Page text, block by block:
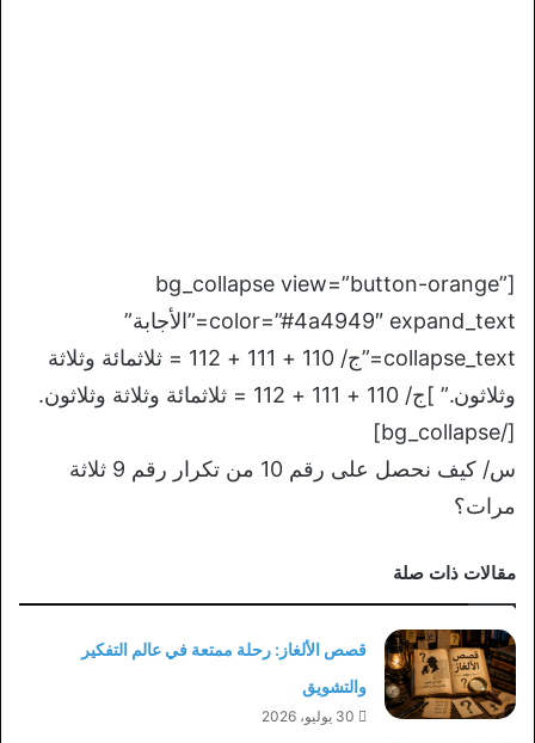
[bg_collapse view=”button-orange”
color=”#4a4949″ expand_text=”الأجابة”
collapse_text=”ج/ 110 + 111 + 112 = ثلاثمائة وثلاثة
وثلاثون.” ]ج/ 110 + 111 + 112 = ثلاثمائة وثلاثة وثلاثون.
[/bg_collapse]
س/ كيف نحصل على رقم 10 من تكرار رقم 9 ثلاثة
مرات؟
مقالات ذات صلة
قصص الألغاز: رحلة ممتعة في عالم التفكير
والتشويق
30 يوليو، 2026